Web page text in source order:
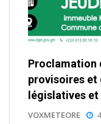
Proclamation
provisoires et
législatives et
VOXMETEORE